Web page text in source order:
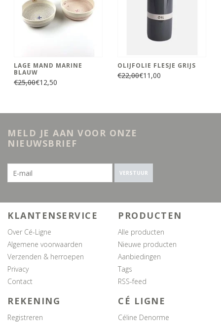
LAGE MAND MARINE
BLAUW
€25,00€12,50
OLIJFOLIE FLESJE GRIJS
€22,00€11,00
MELD JE AAN VOOR ONZE
NIEUWSBRIEF
VERSTUUR
KLANTENSERVICE
Over Cé-Ligne
Algemene voorwaarden
Verzenden & herroepen
Privacy
Contact
PRODUCTEN
Alle producten
Nieuwe producten
Aanbiedingen
Tags
RSS-feed
REKENING
Registreren
CÉ LIGNE
Céline Denorme